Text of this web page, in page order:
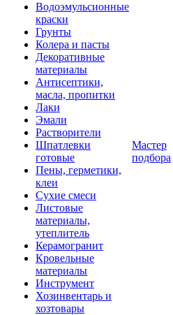
Водоэмульсионные
краски
Грунты
Колера и пасты
Декоративные
материалы
Антисептики,
масла, пропитки
Лаки
Эмали
Растворители
Шпатлевки
готовые
Пены, герметики,
клеи
Сухие смеси
Листовые
материалы,
утеплитель
Керамогранит
Кровельные
материалы
Инструмент
Хозинвентарь и
хозтовары
Мастер
подбора